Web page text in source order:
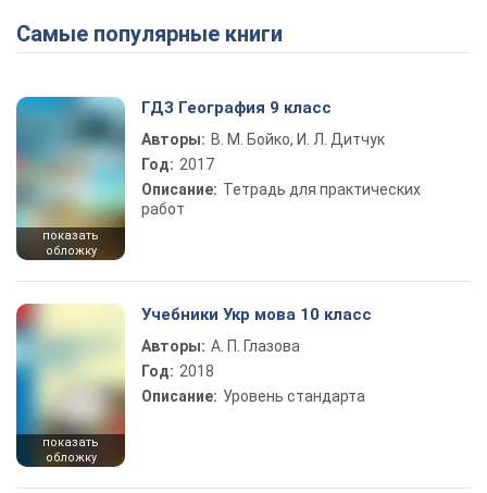
Play Video
Самые популярные книги
показать
обложку
ГДЗ География 9 класс
Авторы: В. М. Бойко, И. Л. Дитчук
Год: 2017
Описание: Тетрадь для практических
работ
показать
обложку
Учебники Укр мова 10 класс
Авторы: А. П. Глазова
Год: 2018
Описание: Уровень стандарта